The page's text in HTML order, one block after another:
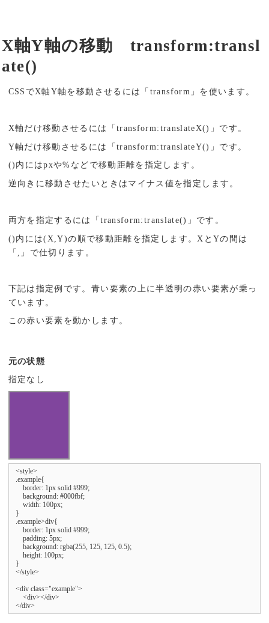
X軸Y軸の移動 transform:transl
ate()
CSSでX軸Y軸を移動させるには「transform」を使います。
X軸だけ移動させるには「transform:translateX()」です。
Y軸だけ移動させるには「transform:translateY()」です。
()内にはpxや%などで移動距離を指定します。
逆向きに移動させたいときはマイナス値を指定します。
両方を指定するには「transform:translate()」です。
()内には(X,Y)の順で移動距離を指定します。XとYの間は
「,」で仕切ります。
下記は指定例です。青い要素の上に半透明の赤い要素が乗っ
ています。
この赤い要素を動かします。
元の状態
指定なし
<style>
.example{
    border: 1px solid #999;
    background: #000fbf;
    width: 100px;
}
.example>div{
    border: 1px solid #999;
    padding: 5px;
    background: rgba(255, 125, 125, 0.5);
    height: 100px;
}
</style>
<div class="example">
    <div></div>
</div>